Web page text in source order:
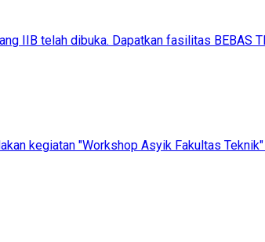
IIB telah dibuka. Dapatkan fasilitas BEBAS
kegiatan "Workshop Asyik Fakultas